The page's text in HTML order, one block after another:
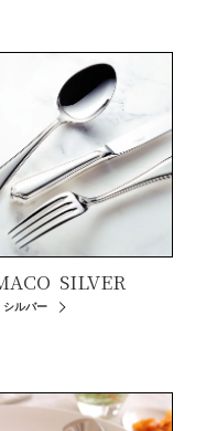
SILVER
シルバー